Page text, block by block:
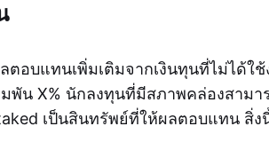
ตอบแทนเพิ่มเติมจากเงินทุนที่ไม่ได้ใช้
พัน X% นักลงทุนที่มีสภาพคล่องสาม
เป็นสินทรัพย์ที่ให้ผลตอบแทน สิ่ง